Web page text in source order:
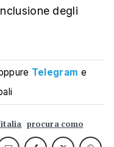
degli
Telegram e
procura como